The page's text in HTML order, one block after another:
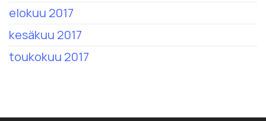
elokuu 2017
kesäkuu 2017
toukokuu 2017